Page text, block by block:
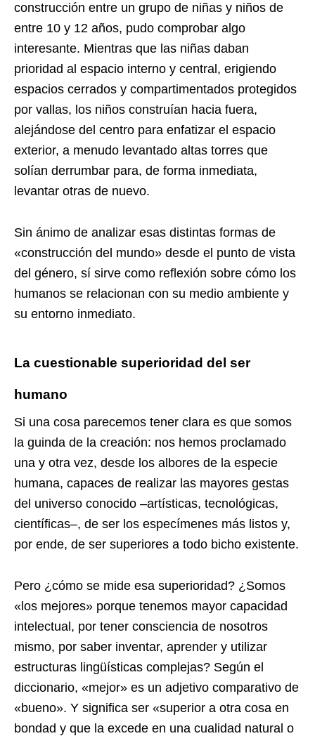
construcción entre un grupo de niñas y niños de
entre 10 y 12 años, pudo comprobar algo
interesante. Mientras que las niñas daban
prioridad al espacio interno y central, erigiendo
espacios cerrados y compartimentados protegidos
por vallas, los niños construían hacia fuera,
alejándose del centro para enfatizar el espacio
exterior, a menudo levantado altas torres que
solían derrumbar para, de forma inmediata,
levantar otras de nuevo.
Sin ánimo de analizar esas distintas formas de
«construcción del mundo» desde el punto de vista
del género, sí sirve como reflexión sobre cómo los
humanos se relacionan con su medio ambiente y
su entorno inmediato.
La cuestionable superioridad del ser
humano
Si una cosa parecemos tener clara es que somos
la guinda de la creación: nos hemos proclamado
una y otra vez, desde los albores de la especie
humana, capaces de realizar las mayores gestas
del universo conocido –artísticas, tecnológicas,
científicas–, de ser los especímenes más listos y,
por ende, de ser superiores a todo bicho existente.
Pero ¿cómo se mide esa superioridad? ¿Somos
«los mejores» porque tenemos mayor capacidad
intelectual, por tener consciencia de nosotros
mismo, por saber inventar, aprender y utilizar
estructuras lingüísticas complejas? Según el
diccionario, «mejor» es un adjetivo comparativo de
«bueno». Y significa ser «superior a otra cosa en
bondad y que la excede en una cualidad natural o